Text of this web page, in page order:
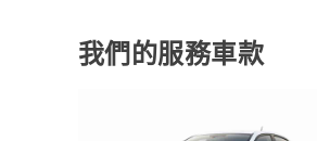
我們的服務車款